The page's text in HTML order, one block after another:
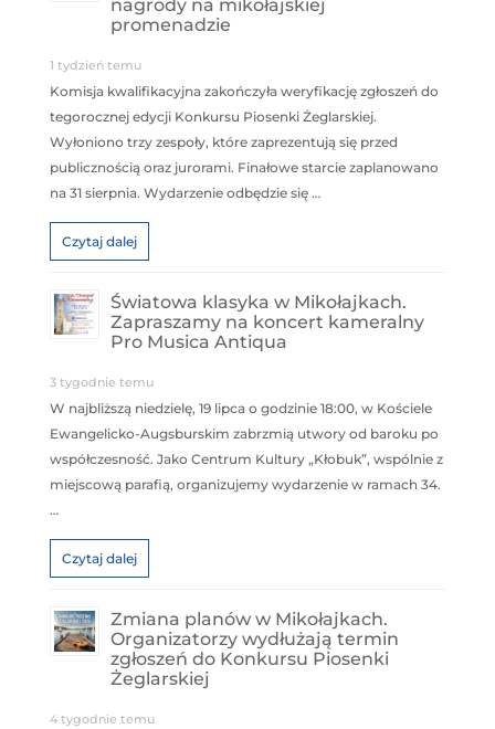
nagrody na mikołajskiej
promenadzie
1 tydzień temu
Komisja kwalifikacyjna zakończyła weryfikację zgłoszeń do
tegorocznej edycji Konkursu Piosenki Żeglarskiej.
Wyłoniono trzy zespoły, które zaprezentują się przed
publicznością oraz jurorami. Finałowe starcie zaplanowano
na 31 sierpnia. Wydarzenie odbędzie się …
Czytaj dalej
Światowa klasyka w Mikołajkach.
Zapraszamy na koncert kameralny
Pro Musica Antiqua
3 tygodnie temu
W najbliższą niedzielę, 19 lipca o godzinie 18:00, w Kościele
Ewangelicko-Augsburskim zabrzmią utwory od baroku po
współczesność. Jako Centrum Kultury „Kłobuk”, wspólnie z
miejscową parafią, organizujemy wydarzenie w ramach 34.
…
Czytaj dalej
Zmiana planów w Mikołajkach.
Organizatorzy wydłużają termin
zgłoszeń do Konkursu Piosenki
Żeglarskiej
4 tygodnie temu